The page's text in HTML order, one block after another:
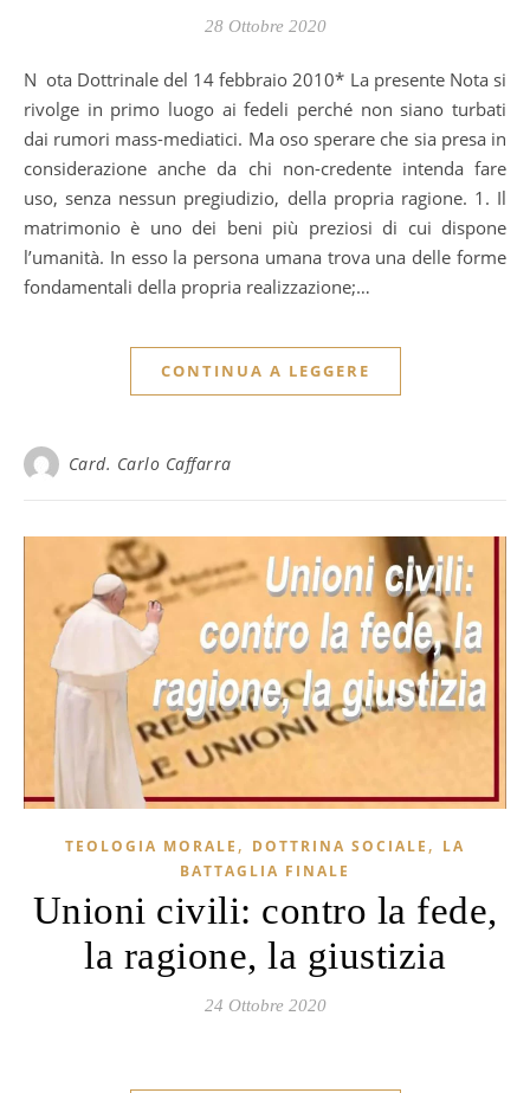
28 Ottobre 2020
Nota Dottrinale del 14 febbraio 2010* La presente Nota si
rivolge in primo luogo ai fedeli perché non siano turbati
dai rumori mass-mediatici. Ma oso sperare che sia presa in
considerazione anche da chi non-credente intenda fare
uso, senza nessun pregiudizio, della propria ragione. 1. Il
matrimonio è uno dei beni più preziosi di cui dispone
l’umanità. In esso la persona umana trova una delle forme
fondamentali della propria realizzazione;…
CONTINUA A LEGGERE
Card. Carlo Caffarra
TEOLOGIA MORALE , DOTTRINA SOCIALE , LA
BATTAGLIA FINALE
Unioni civili: contro la fede,
la ragione, la giustizia
24 Ottobre 2020